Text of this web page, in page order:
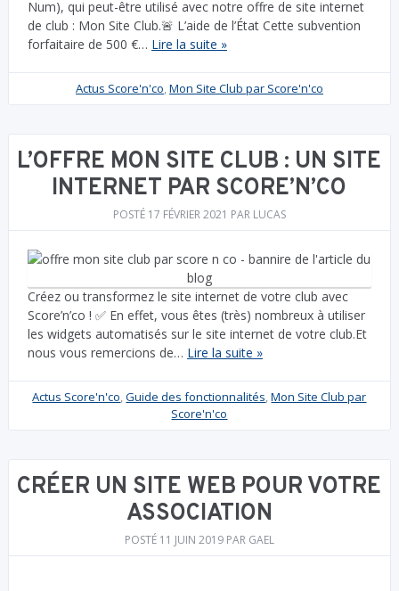
Num), qui peut-être utilisé avec notre offre de site internet
de club : Mon Site Club.🚨 L’aide de l’État Cette subvention
forfaitaire de 500 €… Lire la suite »
Actus Score'n'co,Mon Site Club par Score'n'co
L’OFFRE MON SITE CLUB : UN SITE
INTERNET PAR SCORE’N’CO
POSTÉ 17 FÉVRIER 2021 PAR LUCAS
Créez ou transformez le site internet de votre club avec
Score’n’co ! ✅ En effet, vous êtes (très) nombreux à utiliser
les widgets automatisés sur le site internet de votre club.Et
nous vous remercions de… Lire la suite »
Actus Score'n'co,Guide des fonctionnalités,Mon Site Club par
Score'n'co
CRÉER UN SITE WEB POUR VOTRE
ASSOCIATION
POSTÉ 11 JUIN 2019 PAR GAEL